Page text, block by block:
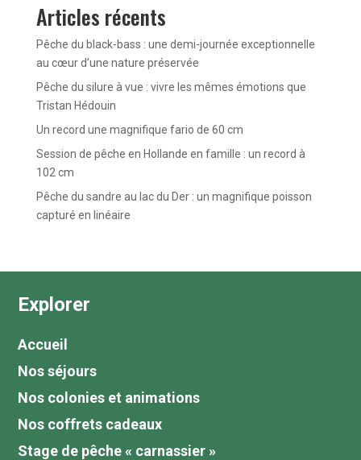
Articles récents
Pêche du black-bass : une demi-journée exceptionnelle
au cœur d’une nature préservée
Pêche du silure à vue : vivre les mêmes émotions que
Tristan Hédouin
Un record une magnifique fario de 60 cm
Session de pêche en Hollande en famille : un record à
102 cm
Pêche du sandre au lac du Der : un magnifique poisson
capturé en linéaire
Explorer
Accueil
Nos séjours
Nos colonies et animations
Nos coffrets cadeaux
Stage de pêche « carnassier »